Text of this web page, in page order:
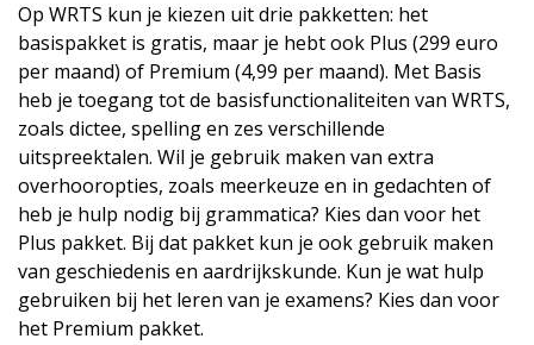
Op WRTS kun je kiezen uit drie pakketten: het
basispakket is gratis, maar je hebt ook Plus (299 euro
per maand) of Premium (4,99 per maand). Met Basis
heb je toegang tot de basisfunctionaliteiten van WRTS,
zoals dictee, spelling en zes verschillende
uitspreektalen. Wil je gebruik maken van extra
overhooropties, zoals meerkeuze en in gedachten of
heb je hulp nodig bij grammatica? Kies dan voor het
Plus pakket. Bij dat pakket kun je ook gebruik maken
van geschiedenis en aardrijkskunde. Kun je wat hulp
gebruiken bij het leren van je examens? Kies dan voor
het Premium pakket.